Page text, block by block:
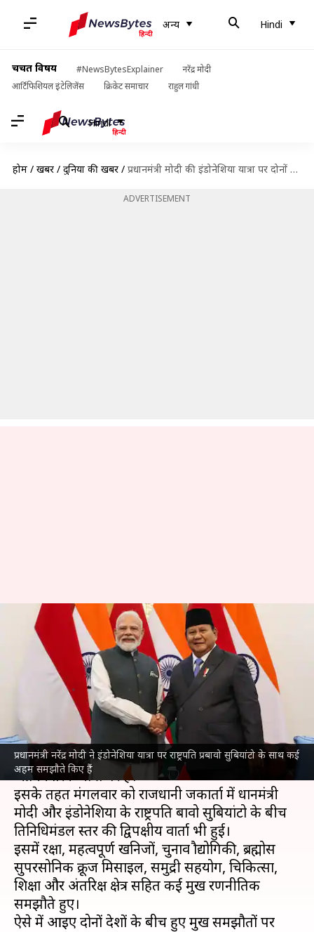
अन्य Hindi
चर्चित विषय #NewsBytesExplainer
नरेंद्र मोदी
आर्टिफिशियल इंटेलिजेंस
क्रिकेट समाचार राहुल गांधी
Hindi
होम / खबरें / दुनिया की खबरें / प्रधानमंत्री मोदी की इंडोनेशिया यात्रा पर दोनों देशों के बीच कौन-से बड़े समझौते हुए?
ADVERTISEMENT
प्रधानमंत्री नरेंद्र मोदी ने इंडोनेशिया यात्रा पर राष्ट्रपति प्रबावो सुबियांटो के साथ कई
अहम समझौते किए हैं
प्रधानमंत्री मोदी की इंडोनेशिया यात्रा
पर दोनों देशों के बीच कौन-से बड़े
समझौते हुए?
Jul 07, 2026 01:51 pm
क्या है खबर?
प्रधानमंत्रीनरेंद्र मोदीइस समयइंडोनेशियाकी 3 दिवसीय
आधिकारिक यात्रा पर हैं।
इसके तहत मंगलवार को राजधानी जकार्ता में प्रधानमंत्री
मोदी और इंडोनेशिया के राष्ट्रपति प्रबावो सुबियांटो के बीच
प्रतिनिधिमंडल स्तर की द्विपक्षीय वार्ता भी हुई।
इसमें रक्षा, महत्वपूर्ण खनिजों, चुनाव प्रौद्योगिकी, ब्रह्मोस
सुपरसोनिक क्रूज मिसाइल, समुद्री सहयोग, चिकित्सा,
शिक्षा और अंतरिक्ष क्षेत्र सहित कई प्रमुख रणनीतिक
समझौते हुए।
ऐसे में आइए दोनों देशों के बीच हुए प्रमुख समझौतों पर